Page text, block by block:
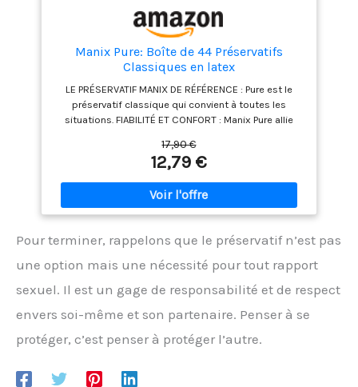
Manix Pure: Boîte de 44 Préservatifs
Classiques en latex
LE PRÉSERVATIF MANIX DE RÉFÉRENCE : Pure est le
préservatif classique qui convient à toutes les
situations. FIABILITÉ ET CONFORT : Manix Pure allie
fit, largeur nominale 52 mm LATEX PREMIUM : nos
préservatifs sont en latex de caoutchouc naturel ,
lisse, lubrifié avec réservoir CONFORMES AUX NORMES
DE QUALITÉ LES PLUS STRICTES : tous les préservatifs
MANIX sont 100% testés électroniquement pour
protection optimale contre les IST et les grossesses
17,90 €
12,79 €
Pour terminer, rappelons que le préservatif n’est pas
une option mais une nécessité pour tout rapport
sexuel. Il est un gage de responsabilité et de respect
envers soi-même et son partenaire. Penser à se
protéger, c’est penser à protéger l’autre.